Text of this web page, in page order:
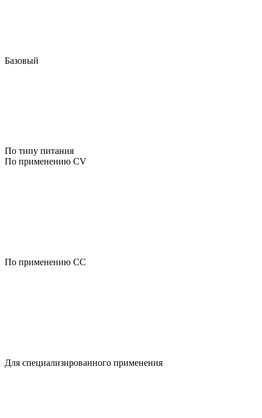
Базовый
По типу питания
По применению CV
По применению CC
Для специализированного применения